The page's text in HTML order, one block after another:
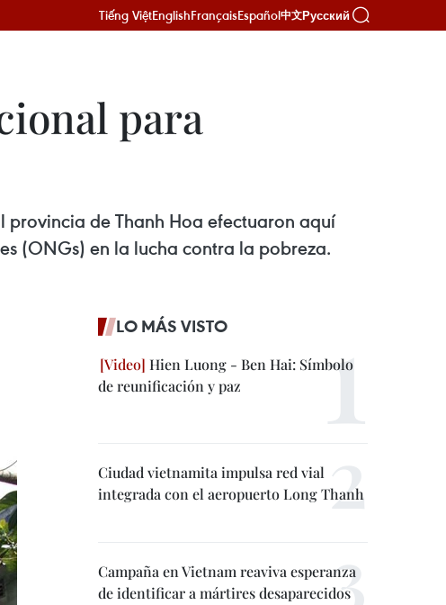
Tiếng ViệtEnglishFrançaisEspañol中文Русский
para
de Thanh Hoa efectuaron aquí
(ONGs) en la lucha contra la pobreza.
LO MÁS VISTO
Hien Luong - Ben Hai: Símbolo
de reunificación y paz
Ciudad vietnamita impulsa red vial
integrada con el aeropuerto Long Thanh
Campaña en Vietnam reaviva esperanza
de identificar a mártires desaparecidos